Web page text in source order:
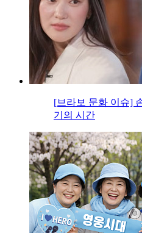
[브라보 문화 이슈]
기의 시간